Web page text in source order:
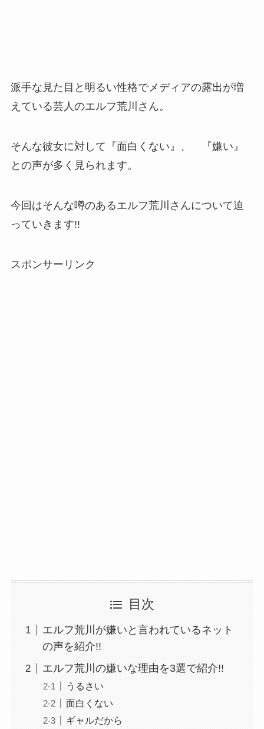
派手な見た目と明るい性格でメディアの露出が増
えている芸人のエルフ荒川さん。
そんな彼女に対して『面白くない』、 『嫌い』
との声が多く見られます。
今回はそんな噂のあるエルフ荒川さんについて迫
っていきます!!
スポンサーリンク
目次
エルフ荒川が嫌いと言われているネット
の声を紹介!!
エルフ荒川の嫌いな理由を3選で紹介!!
うるさい
面白くない
ギャルだから